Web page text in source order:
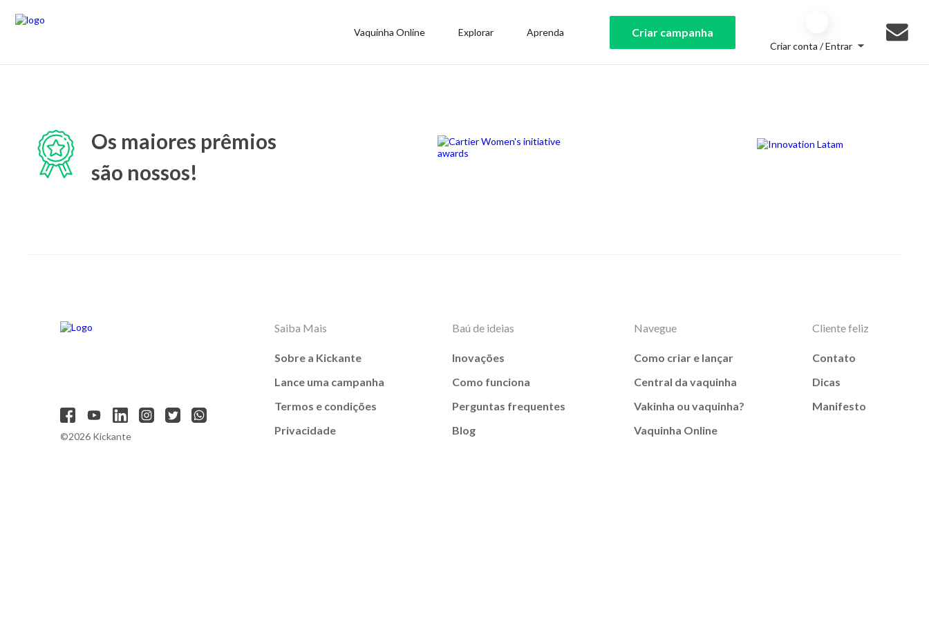
Vaquinha Online Explorar Aprenda Criar campanha
Criar conta / Entrar
Os maiores prêmios
são nossos!
©2026 Kickante
Saiba Mais
Sobre a Kickante
Lance uma campanha
Termos e condições
Privacidade
Baú de ideias
Inovações
Como funciona
Perguntas frequentes
Blog
Navegue
Como criar e lançar
Central da vaquinha
Vakinha ou vaquinha?
Vaquinha Online
Cliente feliz
Contato
Dicas
Manifesto